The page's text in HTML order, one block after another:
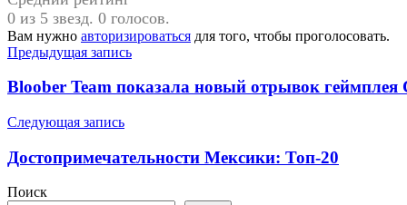
0 из 5 звезд. 0 голосов.
Вам нужно авторизироваться для того, чтобы проголосовать.
Навигация
по
Предыдущая запись
Bloober Team показала новый отрывок геймплея
Следующая запись
Достопримечательности Мексики: Топ-20
Поиск